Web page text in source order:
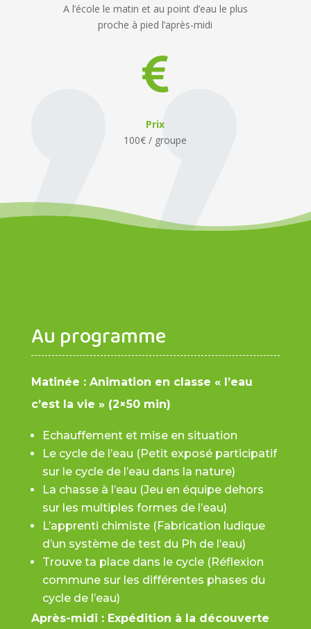
A l’école le matin et au point d’eau le plus
proche à pied l’après-midi

Prix
100€ / groupe
Au programme
Matinée : Animation en classe « l’eau
c’est la vie » (2×50 min)
Echauffement et mise en situation
Le cycle de l’eau (Petit exposé participatif
sur le cycle de l’eau dans la nature)
La chasse à l’eau (Jeu en équipe dehors
sur les multiples formes de l’eau)
L’apprenti chimiste (Fabrication ludique
d’un système de test du Ph de l’eau)
Trouve ta place dans le cycle (Réflexion
commune sur les différentes phases du
cycle de l’eau)
Après-midi : Expédition à la découverte